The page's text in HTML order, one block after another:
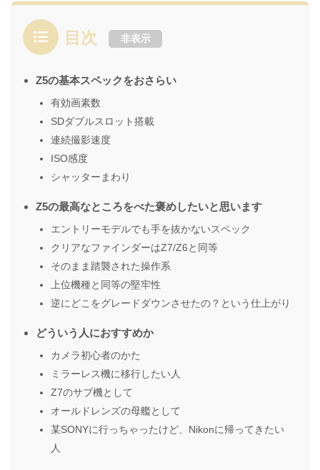
目次 非表示
Z5の基本スペックをおさらい
有効画素数
SDダブルスロット搭載
連続撮影速度
ISO感度
シャッターまわり
Z5の最高なところをべた褒めしたいと思います
エントリーモデルでも手を抜かないスペック
クリアなファインダーはZ7/Z6と同等
そのまま踏襲された操作系
上位機種と同等の堅牢性
逆にどこをグレードダウンさせたの？という仕上がり
どういう人におすすめか
カメラ初心者のかた
ミラーレス機に移行したい人
Z7のサブ機として
オールドレンズの母艦として
某SONYに行っちゃったけど、Nikonに帰ってきたい
人